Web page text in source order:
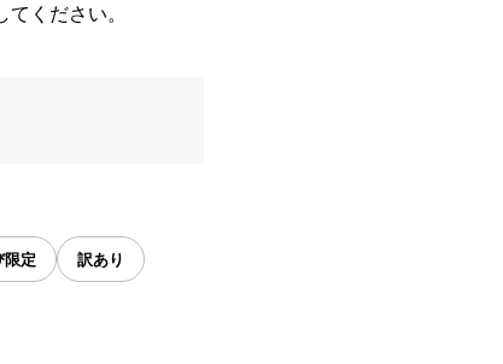
ください。
限定 訳あり